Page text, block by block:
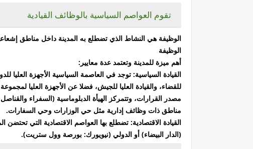
تقوم العواصم السياسية بالوظائف القيادية
الوظيفة هي النشاط الذي تضطلع به المدينة داخل مناطق
الوظيفة
أهم ميزة للمدينة وتعتمد عدة معايير:
القيادة السياسية: توجد في العاصمة السياسية الأجهزة العليا
للقضاء، والقيادة العليا للجيش، فضلا عن الأجهزة العليا
مصدر القرارات، وتتمركز الهيأة الدبلوماسية (السفراء
مناطق ذات وظائف إدارية مثل حي الوزارات وحي السفارات.
القيادة الاقتصادية: تضطلع بها العواصم الاقتصادية التي
(الدار البيضاء) أو الدولي (نيويورك: بورصة وول ستريت).